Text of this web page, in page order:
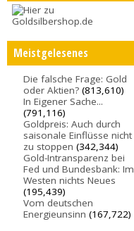
Meistgelesenes
Die falsche Frage: Gold
oder Aktien? (813,610)
In Eigener Sache...
(791,116)
Goldpreis: Auch durch
saisonale Einflüsse nicht
zu stoppen (342,344)
Gold-Intransparenz bei
Fed und Bundesbank: Im
Westen nichts Neues
(195,439)
Vom deutschen
Energieunsinn (167,722)